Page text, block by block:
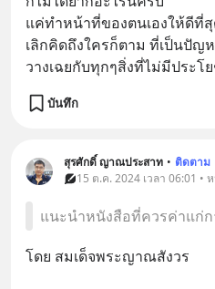
แค่ทำหน้าที่ของตนเองให้ดีที่
เลิกคิดถึงใครก็ตาม ที่เป็นปัญห
วางเฉยกับทุกๆสิ่งที่ไม่มีประโ
บันทึก
สุรศักดิ์ ญาณประสาท • ติดตาม
15 ต.ค. 2024 เวลา 06:01 •
แนะนำหนังสือที่ควรค่าแก่
โดย สมเด็จพระญาณสังวร